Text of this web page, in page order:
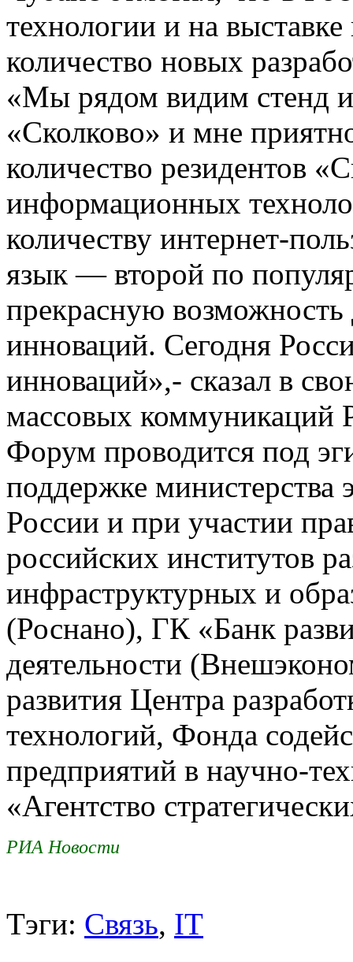
технологии и на
количество новых
«Мы рядом видим стенд
«Сколково» и мне
количество резидентов
информационных
количеству интернет-
язык — второй по
прекрасную возможность
инноваций. Сегодня
инноваций»,- сказал в
массовых
Форум проводится под
поддержке министерства
России и при участии
российских институтов
инфраструктурных и
(Роснано), ГК «Банк
деятельности
развития Центра
технологий, Фонда
предприятий в научно-
«Агентство
РИА Новости
Тэги: Связь, IT